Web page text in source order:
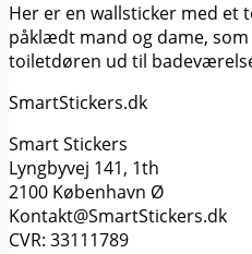
Her er en wallsticker med et
påklædt mand og dame,
toiletdøren ud til
SmartStickers.dk
Smart Stickers
Lyngbyvej 141, 1th
2100 København Ø
Kontakt@SmartStickers.dk
CVR: 33111789